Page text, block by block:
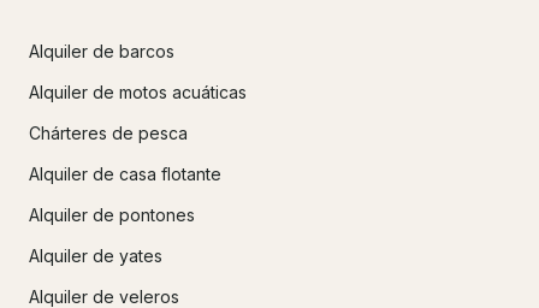
Alquiler de barcos
Alquiler de motos acuáticas
Chárteres de pesca
Alquiler de casa flotante
Alquiler de pontones
Alquiler de yates
Alquiler de veleros